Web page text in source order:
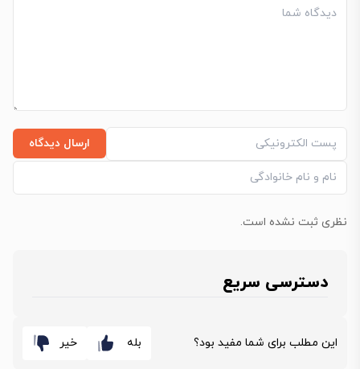
ارسال دیدگاه
نظری ثبت نشده است.
دسترسی سریع
این مطلب برای شما مفید بود؟ بله خیر